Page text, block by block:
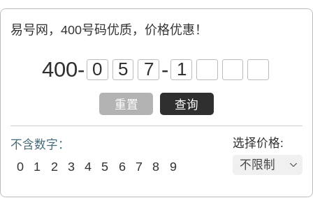
易号网，400号码优质，价格优惠！
400- -
重置 查询
不含数字：
0 1 2 3 4 5 6 7 8 9
选择价格:
不限制